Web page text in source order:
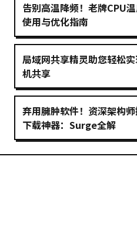
告别高温降频！老牌CPU
使用与优化指南
局域网共享精灵助您轻松
机共享
弃用臃肿软件！资深架构
下载神器：Surge全解